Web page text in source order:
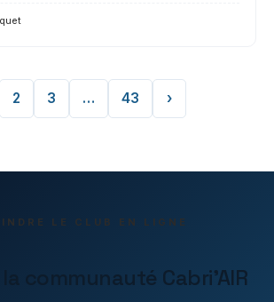
2 3 … 43 ›
LE CLUB EN LIGNE
la communauté Cabri'AIR